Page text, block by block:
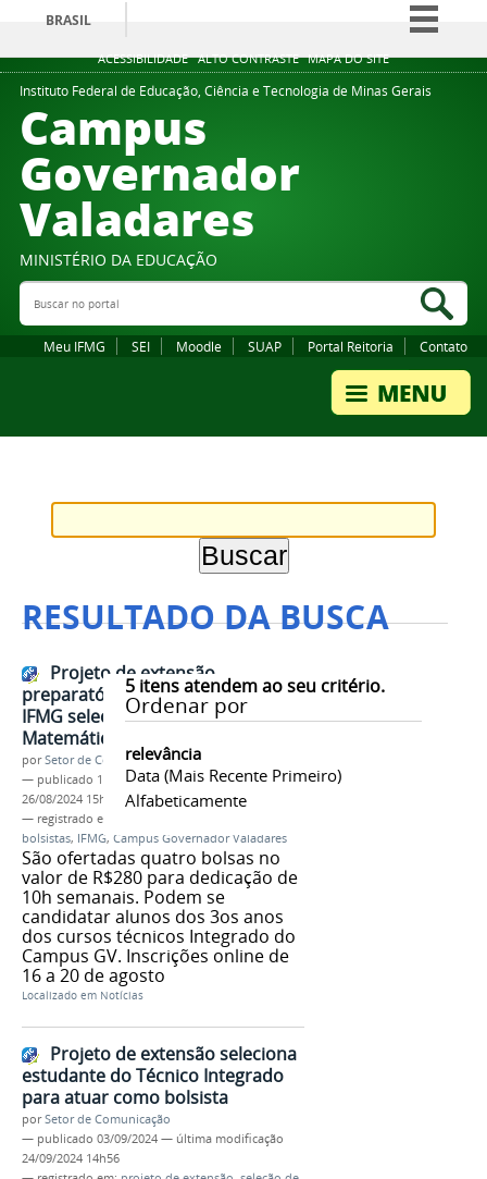
ACESSIBILIDADE ALTO CONTRASTE MAPA DO SITE
BRASIL
Simplifique!
Comunica BR
Instituto Federal de Educação, Ciência e Tecnologia de Minas Gerais
Campus
Governador
Valadares
MINISTÉRIO DA EDUCAÇÃO
Buscar no portal
Meu IFMG SEI Moodle SUAP Portal Reitoria Contato
RESULTADO DA BUSCA
5itens atendem ao seu critério.
Ordenar por
relevância
Data (mais Recente Primeiro)
Alfabeticamente
Projeto de extensão
preparatório para o vestibular
IFMG seleciona bolsistas de
Matemática e Português
porSetor de Comunicação
— publicado 16/08/2024 —última modificação
26/08/2024 15h11
— registrado em:
bolsistas, IFMG, Campus Governador Valadares
São ofertadas quatro bolsas no
valor de R$280 para dedicação de
10h semanais. Podem se
candidatar alunos dos 3os anos
dos cursos técnicos Integrado do
Campus GV. Inscrições online de
16 a 20 de agosto
Localizado em Notícias
Projeto de extensão seleciona
estudante do Técnico Integrado
para atuar como bolsista
porSetor de Comunicação
— publicado 03/09/2024 — última modificação
24/09/2024 14h56